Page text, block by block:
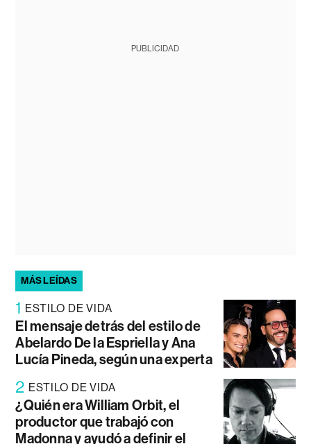
PUBLICIDAD
MÁS LEÍDAS
1 ESTILO DE VIDA
El mensaje detrás del estilo de
Abelardo De la Espriella y Ana
Lucía Pineda, según una experta
2 ESTILO DE VIDA
¿Quién era William Orbit, el
productor que trabajó con
Madonna y ayudó a definir el